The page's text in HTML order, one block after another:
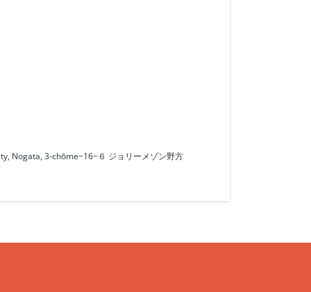
Nogata, 3-chōme−16−６ ジョリーメゾン野方